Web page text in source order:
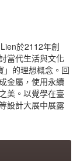
於2112年創
當代生活與文化
」的理想概念。回
金屬，使用永續
美。以覺學在臺
設計大展中展露